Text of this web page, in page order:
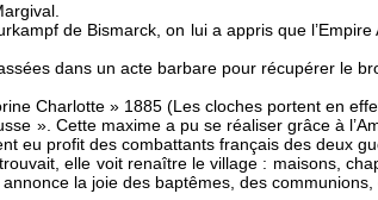
de Bismarck, on lui a appris que
dans un acte barbare pour récupérer le
Charlotte » 1885 (Les cloches portent en
». Cette maxime a pu se réaliser grâce à
eu profit des combattants français des deux
elle voit renaître le village : maisons,
la joie des baptêmes, des